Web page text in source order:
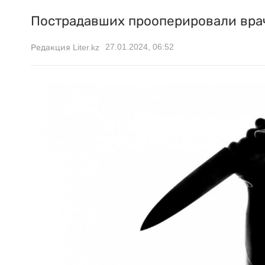
Пострадавших прооперировали
Редакция Liter.kz 27.01.2024, 06:52